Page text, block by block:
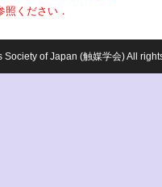
照ください．
of Japan (触媒学会) All